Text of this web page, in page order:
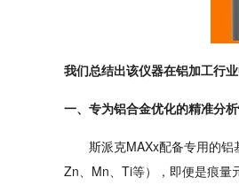
我们总结出该仪器在铝加工行
一、专为铝合金优化的精准分
斯派克MAXx配备专用的铝
Zn、Mn、Ti等），即便是痕量